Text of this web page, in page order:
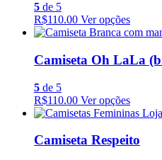
5 de 5
R$110.00 Ver opções
Camiseta Oh LaLa
5 de 5
R$110.00 Ver opções
Camiseta Respeito